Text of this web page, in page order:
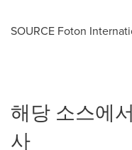
SOURCE Foton
해당 소스에
사